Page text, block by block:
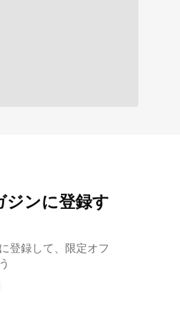
ジンに登録す
登録して、限定オフ